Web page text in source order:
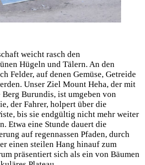
weicht rasch den
Hügeln und Tälern. An den
Felder, auf denen Gemüse, Getreide
Unser Ziel Mount Heha, der mit
Burundis, ist umgeben von
der Fahrer, holpert über die
bis sie endgültig nicht mehr weiter
Etwa eine Stunde dauert die
auf regennassen Pfaden, durch
einen steilen Hang hinauf zum
präsentiert sich als ein von Bäumen